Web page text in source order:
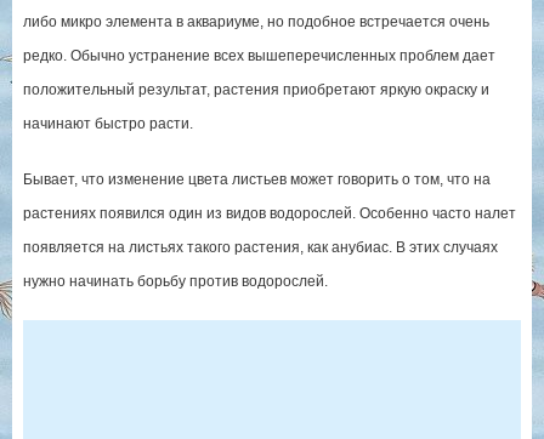
либо микро элемента в аквариуме, но подобное встречается очень
редко. Обычно устранение всех вышеперечисленных проблем дает
положительный результат, растения приобретают яркую окраску и
начинают быстро расти.
Бывает, что изменение цвета листьев может говорить о том, что на
растениях появился один из видов водорослей. Особенно часто налет
появляется на листьях такого растения, как анубиас. В этих случаях
нужно начинать борьбу против водорослей.